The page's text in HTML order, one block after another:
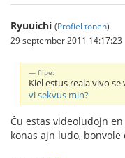
Ryuuichi (Profiel tonen)
29 september 2011 14:17:23
flipe:
Kiel estus reala vivo
vi sekvus min?
Ĉu estas videoludojn
konas ajn ludo,